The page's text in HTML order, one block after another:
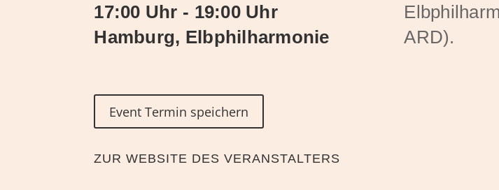
17:00 Uhr - 19:00 Uhr
Hamburg, Elbphilharmonie
ARD).
Event Termin speichern
ZUR WEBSITE DES VERANSTALTERS